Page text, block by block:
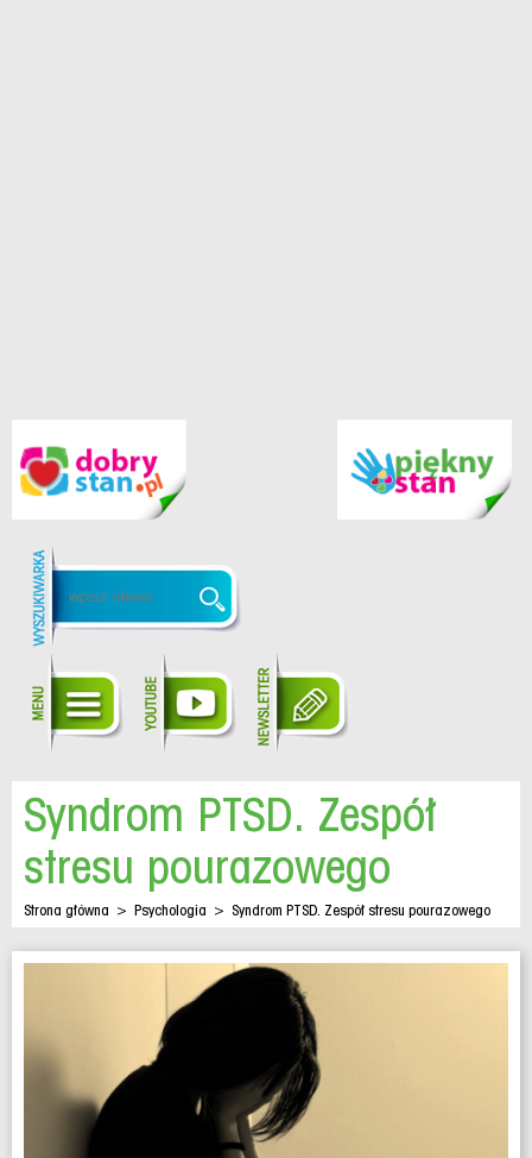
Syndrom PTSD. Zespół
stresu pourazowego
Strona główna > Psychologia > Syndrom PTSD. Zespół stresu pourazowego